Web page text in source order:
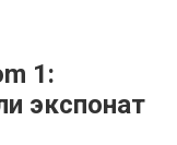
1:
экспонат